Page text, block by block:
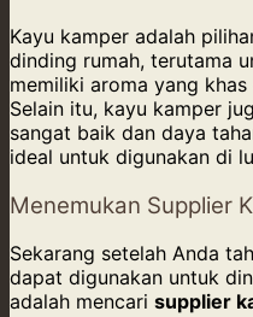
Kayu kamper adalah
dinding rumah, terutama
memiliki aroma yang
Selain itu, kayu kamper
sangat baik dan daya
ideal untuk digunakan di
Menemukan Supplier
Sekarang setelah Anda
dapat digunakan untuk
adalah mencari supplier